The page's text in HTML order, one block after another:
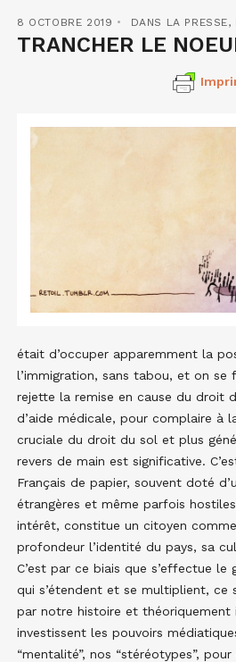
8 OCTOBRE 2019 DANS LA PRESSE,
TRANCHER LE
était d’occuper apparemment la
l’immigration, sans tabou, et on se
rejette la remise en cause du droit
d’aide médicale, pour complaire à
cruciale du droit du sol et plus
revers de main est significative.
Français de papier, souvent doté
étrangères et même parfois
intérêt, constitue un citoyen
profondeur l’identité du pays, sa
C’est par ce biais que s’effectue
qui s’étendent et se multiplient, ce
par notre histoire et théoriquement
investissent les pouvoirs
“mentalité”, nos “stéréotypes”,